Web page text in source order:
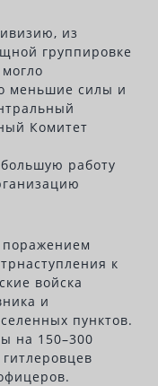
из
группировке
меньшие силы и
Комитет
работу
к
войска
и
пунктов.
на 150–300